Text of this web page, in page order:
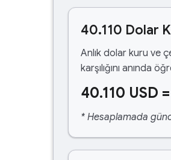
40.110 Dolar
Anlık dolar kuru ve
karşılığını anında
40.110 USD
* Hesaplamada